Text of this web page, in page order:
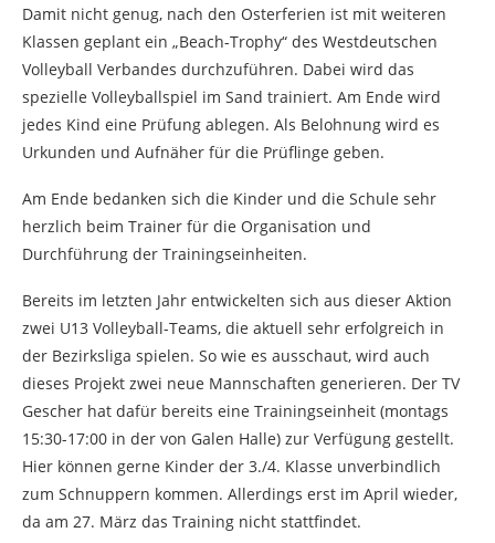
Damit nicht genug, nach den Osterferien ist mit weiteren
Klassen geplant ein „Beach-Trophy“ des Westdeutschen
Volleyball Verbandes durchzuführen. Dabei wird das
spezielle Volleyballspiel im Sand trainiert. Am Ende wird
jedes Kind eine Prüfung ablegen. Als Belohnung wird es
Urkunden und Aufnäher für die Prüflinge geben.
Am Ende bedanken sich die Kinder und die Schule sehr
herzlich beim Trainer für die Organisation und
Durchführung der Trainingseinheiten.
Bereits im letzten Jahr entwickelten sich aus dieser Aktion
zwei U13 Volleyball-Teams, die aktuell sehr erfolgreich in
der Bezirksliga spielen. So wie es ausschaut, wird auch
dieses Projekt zwei neue Mannschaften generieren. Der TV
Gescher hat dafür bereits eine Trainingseinheit (montags
15:30-17:00 in der von Galen Halle) zur Verfügung gestellt.
Hier können gerne Kinder der 3./4. Klasse unverbindlich
zum Schnuppern kommen. Allerdings erst im April wieder,
da am 27. März das Training nicht stattfindet.